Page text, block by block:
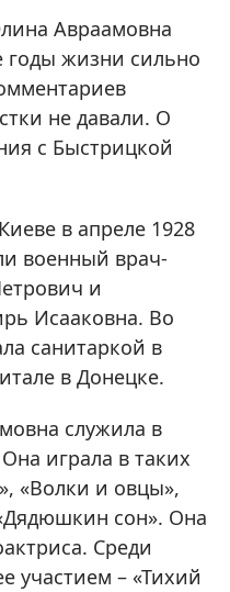
Авраамовна
годы жизни сильно
не давали. О
с Быстрицкой
в апреле 1928
военный врач-
и
Исааковна. Во
санитаркой в
в Донецке.
служила в
играла в таких
«Волки и овцы»,
сон». Она
Среди
участием – «Тихий